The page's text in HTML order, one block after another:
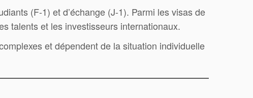
(F-1) et d’échange (J-1). Parmi les visas de
talents et les investisseurs internationaux.
et dépendent de la situation individuelle